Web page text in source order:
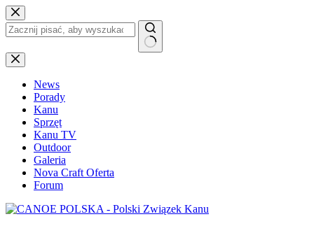
Przejdź
do
treści
Brak
wyników
News
Porady
Kanu
Sprzęt
Kanu TV
Outdoor
Galeria
Nova Craft Oferta
Forum